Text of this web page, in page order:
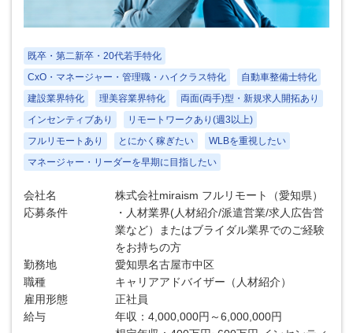
既卒・第二新卒・20代若手特化
CxO・マネージャー・管理職・ハイクラス特化
自動車整備士特化
建設業界特化
理美容業界特化
両面(両手)型・新規求人開拓あり
インセンティブあり
リモートワークあり(週3以上)
フルリモートあり
とにかく稼ぎたい
WLBを重視したい
マネージャー・リーダーを早期に目指したい
会社名
株式会社miraism フルリモート（愛知県）
応募条件
・人材業界(人材紹介/派遣営業/求人広告営
業など）またはブライダル業界でのご経験
をお持ちの方
勤務地
愛知県名古屋市中区
職種
キャリアアドバイザー（人材紹介）
雇用形態
正社員
給与
年収：4,000,000円～6,000,000円